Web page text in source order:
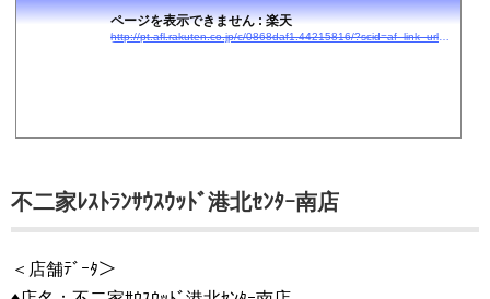
ページを表示できません : 楽天
不二家ﾚｽﾄﾗﾝｻｳｽｳｯﾄﾞ港北ｾﾝﾀｰ南店
＜店舗ﾃﾞｰﾀ＞